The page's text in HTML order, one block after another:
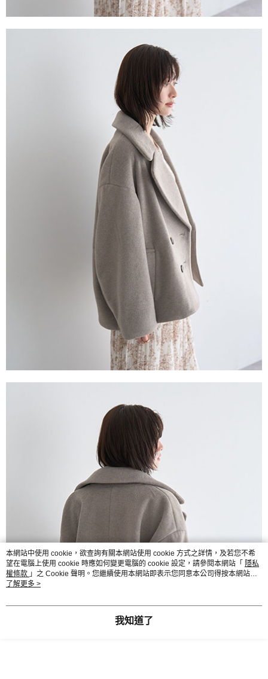
本網站中使用 cookie，欲查詢有關本網站使用 cookie 方式之詳情，及若您不希
望在電腦上使用 cookie 時應如何變更電腦的 cookie 設定，請參閱本網站「 隱私
權條款 」之 Cookie 聲明。您繼續使用本網站即表示您同意本公司得按本網站使
用條款之 Cookie 聲明使用 cookie。
了解更多 >
我知道了